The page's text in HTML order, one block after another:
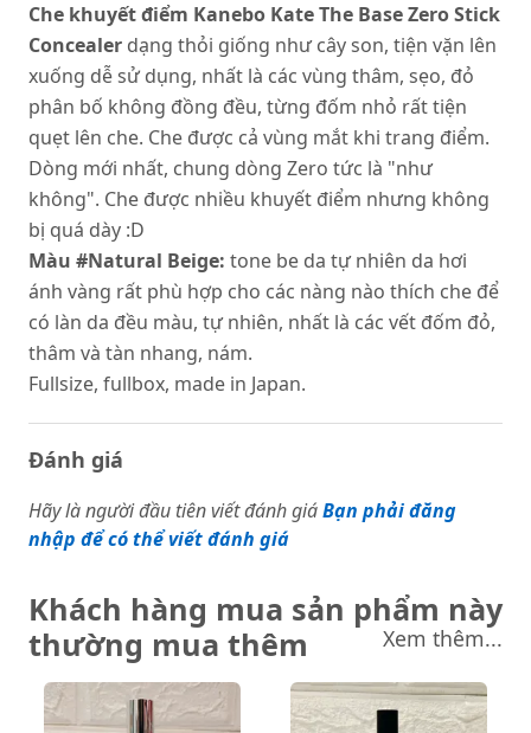
Che khuyết điểm Kanebo Kate The Base Zero Stick
Concealer dạng thỏi giống như cây son, tiện vặn lên
xuống dễ sử dụng, nhất là các vùng thâm, sẹo, đỏ
phân bố không đồng đều, từng đốm nhỏ rất tiện
quẹt lên che. Che được cả vùng mắt khi trang điểm.
Dòng mới nhất, chung dòng Zero tức là "như
không". Che được nhiều khuyết điểm nhưng không
bị quá dày :D
Màu #Natural Beige: tone be da tự nhiên da hơi
ánh vàng rất phù hợp cho các nàng nào thích che để
có làn da đều màu, tự nhiên, nhất là các vết đốm đỏ,
thâm và tàn nhang, nám.
Fullsize, fullbox, made in Japan.
Đánh giá
Hãy là người đầu tiên viết đánh giáBạn phải đăng
nhập để có thể viết đánh giá
Khách hàng mua sản phẩm này
thường mua thêm
Xem thêm...